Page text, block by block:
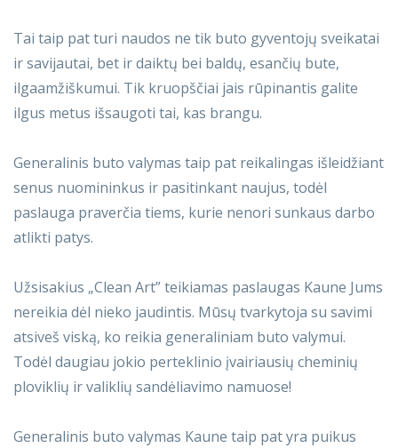
Tai taip pat turi naudos ne tik buto gyventojų sveikatai
ir savijautai, bet ir daiktų bei baldų, esančių bute,
ilgaamžiškumui. Tik kruopščiai jais rūpinantis galite
ilgus metus išsaugoti tai, kas brangu.
Generalinis buto valymas taip pat reikalingas išleidžiant
senus nuomininkus ir pasitinkant naujus, todėl
paslauga praverčia tiems, kurie nenori sunkaus darbo
atlikti patys.
Užsisakius „Clean Art” teikiamas paslaugas Kaune Jums
nereikia dėl nieko jaudintis. Mūsų tvarkytoja su savimi
atsiveš viską, ko reikia generaliniam buto valymui.
Todėl daugiau jokio perteklinio įvairiausių cheminių
ploviklių ir valiklių sandėliavimo namuose!
Generalinis buto valymas Kaune taip pat yra puikus